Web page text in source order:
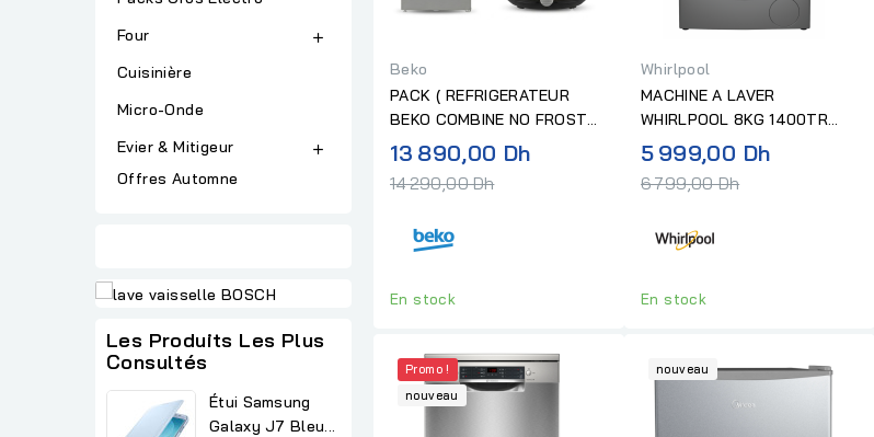
Four

Cuisinière
Micro-Onde
Evier & Mitigeur

Offres Automne
Les Produits Les Plus
Consultés
Étui Samsung
Galaxy J7 Bleu...
Beko
PACK ( REFRIGERATEUR
BEKO COMBINE NO FROST
INOX + AIR FRYER...
13 890,00 DhPrix
14 290,00 Dh
En stock
Whirlpool
MACHINE A LAVER
WHIRLPOOL 8KG 1400TR
ZEN DD SILVER
5 999,00 DhPrix
6 799,00 Dh
En stock
Promo !
nouveau
nouveau